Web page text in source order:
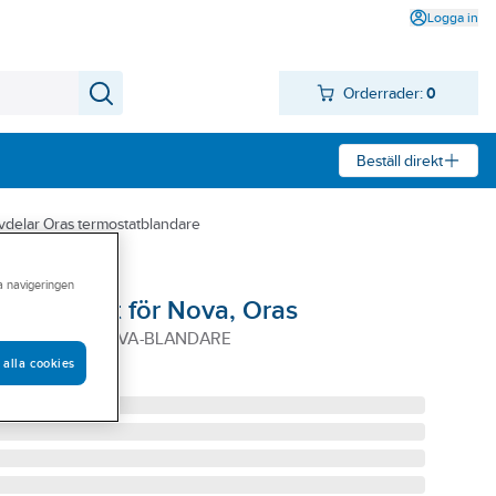
Logga in
Orderrader: 0
Beställ direkt
Oras termostatblandare
för Nova, Oras
FKR TILL NOVA-BLANDARE
navigeringen
alla cookies